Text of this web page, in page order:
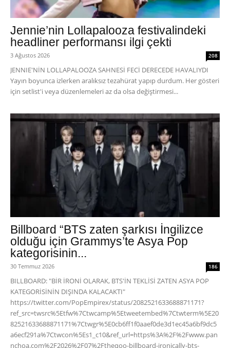
Jennie’nin Lollapalooza festivalindeki
headliner performansı ilgi çekti
3 Ağustos 2026 208
JENNIE'NİN LOLLAPALOOZA SAHNESİ FECİ DERECEDE HAVALIYDI
Yayın boyunca izlerken aralıksız tezahürat yapıp durdum. Her gösteri
için setlist'i veya düzenlemeleri az da olsa değiştirmesi...
Billboard “BTS zaten şarkısı İngilizce
olduğu için Grammys’te Asya Pop
kategorisinin...
30 Temmuz 2026 186
BILLBOARD: "BİR İRONİ OLARAK, BTS'İN TEKLİSİ ZATEN ASYA POP
KATEGORİSİNİN DIŞINDA KALACAKTI"
https://twitter.com/PopEmpirex/status/2082521633688871171?
ref_src=twsrc%5Etfw%7Ctwcamp%5Etweetembed%7Ctwterm%5E20
82521633688871171%7Ctwgr%5E0cb6ff1f0aaef0de3d1ec45a6bf9dc5
a6ecf291a%7Ctwcon%5Es1_c10&ref_url=https%3A%2F%2Fwww.pan
nchoa.com%2F2026%2F07%2Ftheqoo-billboard-ironically-bts-